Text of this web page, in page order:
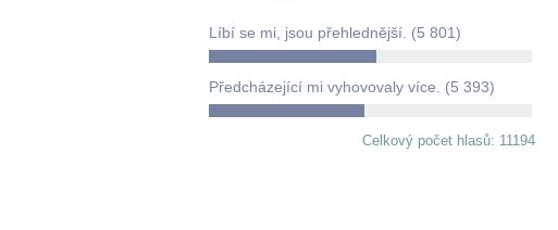
Líbí se mi, jsou přehlednější. (5 801)
Předcházející mi vyhovovaly více. (5 393)
Celkový počet hlasů: 11194